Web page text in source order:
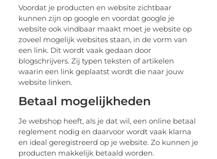
Voordat je producten en website zichtbaar
kunnen zijn op google en voordat google je
website ook vindbaar maakt moet je website op
zoveel mogelijk websites staan, in de vorm van
een link. Dit wordt vaak gedaan door
blogschrijvers. Zij typen teksten of artikelen
waarin een link geplaatst wordt die naar jouw
website linken.
Betaal mogelijkheden
Je webshop heeft, als je dat wil, een online betaal
reglement nodig en daarvoor wordt vaak klarna
en ideal geregistreerd op je website. Zo kunnen je
producten makkelijk betaald worden.